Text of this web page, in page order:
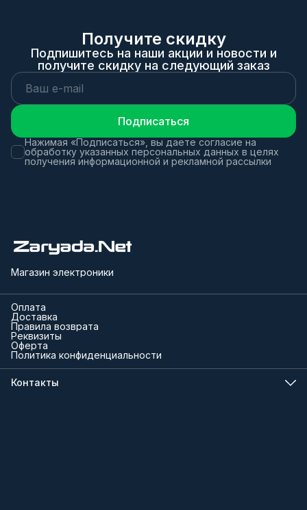
Получите скидку
Подпишитесь на наши акции и новости и
получите скидку на следующий заказ
Подписаться
Нажимая «Подписаться», вы даете согласие на
обработку указанных персональных данных в целях
получения информационной и рекламной рассылки
Магазин электроники
Оплата
Доставка
Правила возврата
Реквизиты
Оферта
Политика конфиденциальности
Контакты